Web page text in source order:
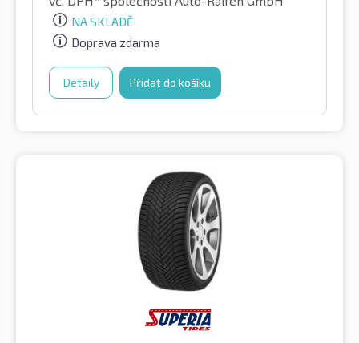
NA SKLADĚ
Doprava zdarma
Detaily Přidat do košíku